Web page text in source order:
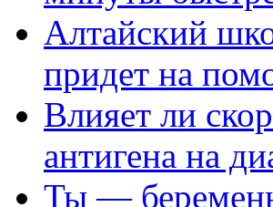
Алтайский
придет на
Влияет ли
антигена на
Ты —